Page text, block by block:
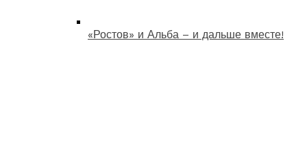
«Ростов» и Альба – и дальше вместе!